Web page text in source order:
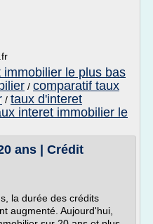
immobilier le plus bas
/ comparatif taux
/ taux d'interet
interet immobilier le
ans | Crédit
la durée des crédits
augmenté. Aujourd'hui,